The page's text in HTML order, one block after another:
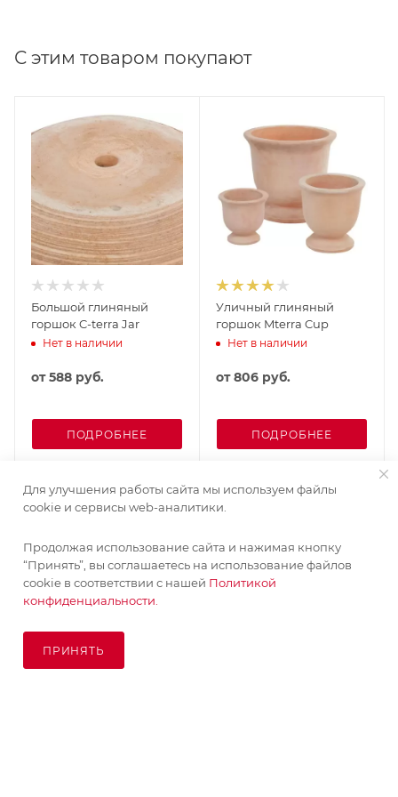
С этим товаром покупают
Большой глиняный
горшок C-terra Jar
Нет в наличии
от588 руб.
ПОДРОБНЕЕ
Уличный глиняный
горшок Mterra Cup
Нет в наличии
от806 руб.
ПОДРОБНЕЕ
Для улучшения работы сайта мы используем файлы
cookie и сервисы web-аналитики.
Продолжая использование сайта и нажимая кнопку
“Принять”, вы соглашаетесь на использование файлов
cookie в соответствии с нашей Политикой
конфиденциальности.
ПРИНЯТЬ